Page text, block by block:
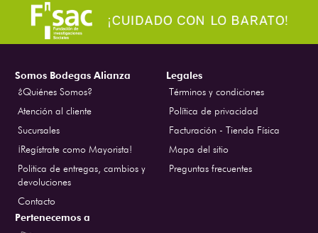
Somos Bodegas Alianza
¿Quiénes Somos?
Atención al cliente
Sucursales
¡Regístrate como Mayorista!
Politica de entregas, cambios y
devoluciones
Contacto
Legales
Términos y condiciones
Política de privacidad
Facturación - Tienda Física
Mapa del sitio
Preguntas frecuentes
Pertenecemos a